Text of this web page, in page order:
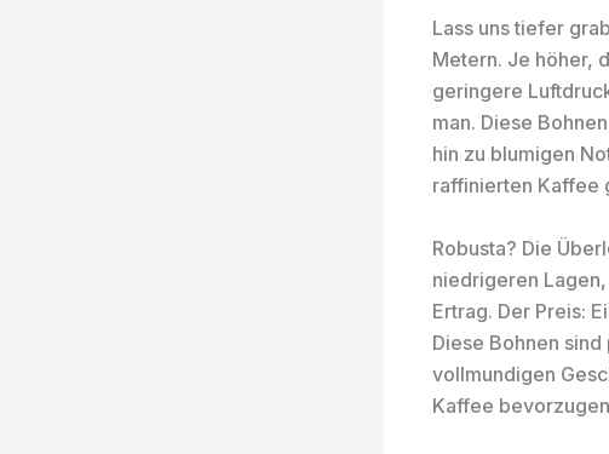
Lass uns tiefer
Metern. Je höher,
geringere
man. Diese
hin zu blumigen
raffinierten Kaffee
Robusta? Die
niedrigeren
Ertrag. Der Preis:
Diese Bohnen
vollmundigen
Kaffee